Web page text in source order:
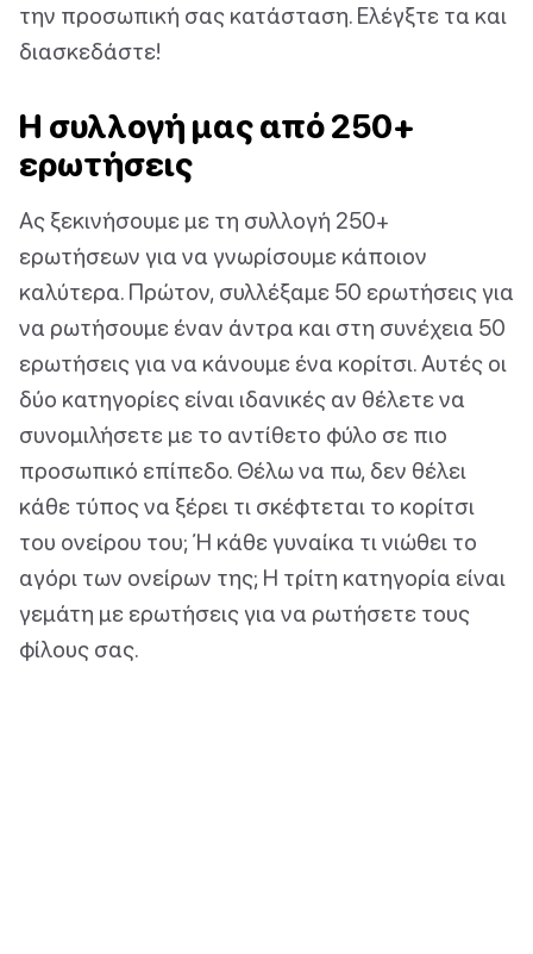
την προσωπική σας κατάσταση. Ελέγξτε τα και
διασκεδάστε!
Η συλλογή μας από 250+
ερωτήσεις
Ας ξεκινήσουμε με τη συλλογή 250+
ερωτήσεων για να γνωρίσουμε κάποιον
καλύτερα. Πρώτον, συλλέξαμε 50 ερωτήσεις για
να ρωτήσουμε έναν άντρα και στη συνέχεια 50
ερωτήσεις για να κάνουμε ένα κορίτσι. Αυτές οι
δύο κατηγορίες είναι ιδανικές αν θέλετε να
συνομιλήσετε με το αντίθετο φύλο σε πιο
προσωπικό επίπεδο. Θέλω να πω, δεν θέλει
κάθε τύπος να ξέρει τι σκέφτεται το κορίτσι
του ονείρου του; Ή κάθε γυναίκα τι νιώθει το
αγόρι των ονείρων της; Η τρίτη κατηγορία είναι
γεμάτη με ερωτήσεις για να ρωτήσετε τους
φίλους σας.